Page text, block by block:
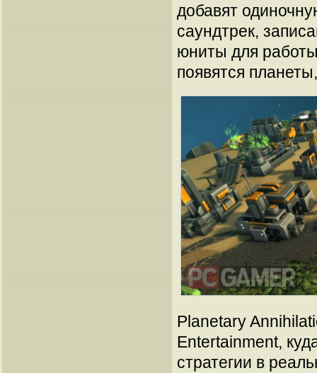
добавят
саундтрек,
юниты для
появятся
Planetary
Entertainment,
стратегии в